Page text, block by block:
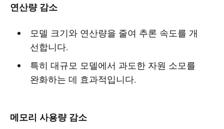
연산량 감소
모델 크기와 연산량을 줄여 추론 속도를 개
선합니다.
특히 대규모 모델에서 과도한 자원 소모를
완화하는 데 효과적입니다.
메모리 사용량 감소